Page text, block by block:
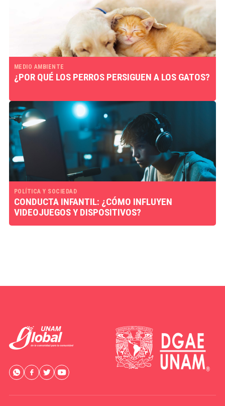
MEDIO AMBIENTE
¿POR QUÉ LOS PERROS PERSIGUEN A LOS GATOS?
POLÍTICA Y SOCIEDAD
CONDUCTA INFANTIL: ¿CÓMO INFLUYEN
VIDEOJUEGOS Y DISPOSITIVOS?